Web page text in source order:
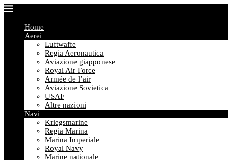
Home
Aerei
Luftwaffe
Regia Aeronautica
Aviazione giapponese
Royal Air Force
Armée de l’air
Aviazione Sovietica
USAF
Altre nazioni
Navi
Kriegsmarine
Regia Marina
Marina Imperiale
Royal Navy
Marine nationale